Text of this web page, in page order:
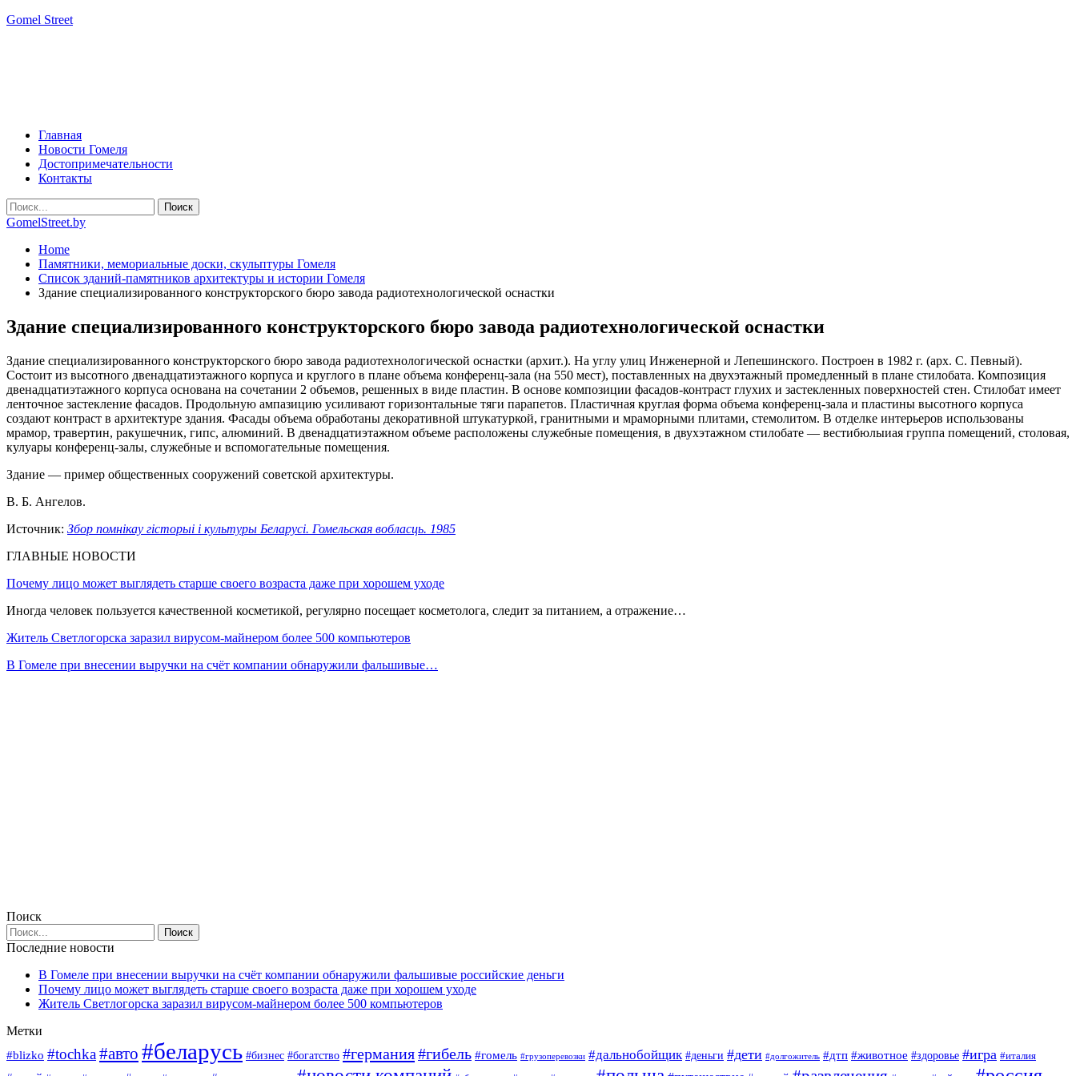
Gomel Street
Главная
Новости Гомеля
Достопримечательности
Контакты
GomelStreet.by
Home
Памятники, мемориальные доски, скульптуры Гомеля
Список зданий-памятников архитектуры и истории Гомеля
Здание специализированного конструкторского бюро завода радиотехнологической оснастки
Здание специализированного конструкторского бюро завода радиотехнологической оснастки
Здание специализированного конструкторского бюро завода радиотехнологической оснастки (архит.). На углу улиц Инженерной и Лепешинского. Построен в 1982 г. (арх. С. Певный).
Состоит из высотного двенадцатиэтажного корпуса и круглого в плане объема конференц-зала (на 550 мест), поставленных на двухэтажный промедленный в плане стилобата. Композиция
двенадцатиэтажного корпуса основана на сочетании 2 объемов, решенных в виде пластин. В основе композиции фасадов-контраст глухих и застекленных поверхностей стен. Стилобат имеет
ленточное застекление фасадов. Продольную ампазицию усиливают горизонтальные тяги парапетов. Пластичная круглая форма объема конференц-зала и пластины высотного корпуса
создают контраст в архитектуре здания. Фасады объема обработаны декоративной штукатуркой, гранитными и мраморными плитами, стемолитом. В отделке интерьеров использованы
мрамор, травертин, ракушечник, гипс, алюминий. В двенадцатиэтажном объеме расположены служебные помещения, в двухэтажном стилобате — вестибюлыиая группа помещений, столовая,
кулуары конференц-залы, служебные и вспомогательные помещения.
Здание — пример общественных сооружений советской архитектуры.
В. Б. Ангелов.
Источник: Збор помнiкау гicтoрыi i культуры Беларусi. Гомельская вобласць. 1985
ГЛАВНЫЕ НОВОСТИ
Почему лицо может выглядеть старше своего возраста даже при хорошем уходе
Иногда человек пользуется качественной косметикой, регулярно посещает косметолога, следит за питанием, а отражение…
Житель Светлогорска заразил вирусом-майнером более 500 компьютеров
В Гомеле при внесении выручки на счёт компании обнаружили фальшивые…
Поиск
Последние новости
В Гомеле при внесении выручки на счёт компании обнаружили фальшивые российские деньги
Почему лицо может выглядеть старше своего возраста даже при хорошем уходе
Житель Светлогорска заразил вирусом-майнером более 500 компьютеров
Метки
#blizko #tochka#авто #беларусь #бизнес #богатство #германия#гибель #гомель #грузоперевозки #дальнобойщик #деньги #дети #долгожитель #дтп #животное #здоровье #игра #италия